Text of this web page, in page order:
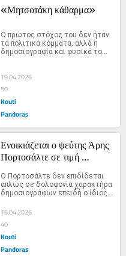
«Μητσοτάκη κάθαρμα»
Ο πρώτος στόχος του δεν ήταν
τα πολιτικά κόμματα, αλλά η
δημοσιογραφία και φυσικά το…
19.04.2026
50
Kouti
Pandoras
Ενοικιάζεται ο ψεύτης Άρης
Πορτοσάλτε σε τιμή
Ο Πορτοσάλτε δεν επιδίδεται
απλώς σε δολοφονία χαρακτήρα
δημοσιογράφων επειδή ο ίδιος
δεν μπόρεσε να…
16.04.2026
40
Kouti
Pandoras